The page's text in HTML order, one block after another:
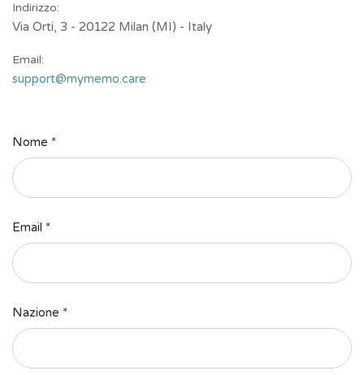
Indirizzo:
Via Orti, 3 - 20122 Milan (MI) - Italy
Email:
support@mymemo.care
Nome *
Email *
Nazione *